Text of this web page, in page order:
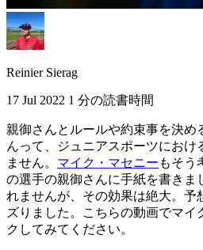
Reinier Sierag
17 Jul 2022 1 分の読書時間
親御さんとルールや約束事を決め
んって、ジュニアスポーツにお
ません。 マイク・マセニー もそう
の選手の親御さんに手紙を書きま
れませんが、その効果は絶大。予
ズりました。こちらの動画でマイ
クしてみてください。